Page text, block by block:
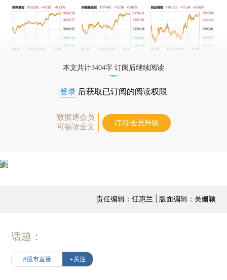
本文共计3404字 订阅后继续阅读
登录 后获取已订阅的阅读权限
数据通会员
可畅读全文
订阅/会员升级
责任编辑：任惠兰 | 版面编辑：吴姗颖
话题：
#股市直播 +关注